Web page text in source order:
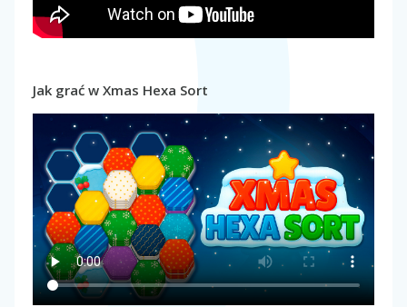
Jak grać w Xmas Hexa Sort